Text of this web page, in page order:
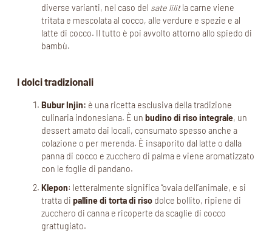
diverse varianti, nel caso del sate lilitla carne viene
tritata e mescolata al cocco, alle verdure e spezie e al
latte di cocco. Il tutto è poi avvolto attorno allo spiedo di
bambù.
I dolci tradizionali
Bubur Injin: è una ricetta esclusiva della tradizione
culinaria indonesiana. È un budino di riso integrale, un
dessert amato dai locali, consumato spesso anche a
colazione o per merenda. È insaporito dal latte o dalla
panna di cocco e zucchero di palma e viene aromatizzato
con le foglie di pandano.
Klepon: letteralmente significa “ovaia dell’animale, e si
tratta di palline di torta di riso dolce bollito, ripiene di
zucchero di canna e ricoperte da scaglie di cocco
grattugiato.